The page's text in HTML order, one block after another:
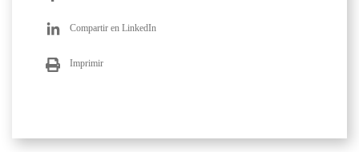
Compartir en LinkedIn
Imprimir